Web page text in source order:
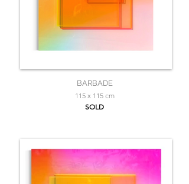
BARBADE
115 x 115 cm
SOLD